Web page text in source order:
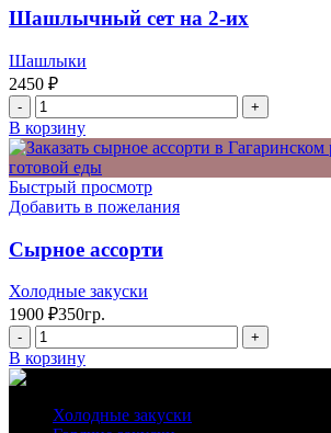
на
4
Шашлычный сет на 2-их
Шашлыки
2450 ₽
Количество
товара
Шашлычный
сет
на
2-
В корзину
Быстрый просмотр
Добавить в пожелания
Сырное ассорти
Холодные закуски
1900 ₽350гр.
Количество
товара
Сырное
В корзину
Холодные закуски